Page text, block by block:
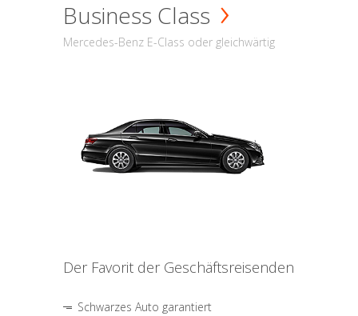
Business Class
Mercedes-Benz E-Class oder gleichwärtig
Der Favorit der Geschäftsreisenden
Schwarzes Auto garantiert